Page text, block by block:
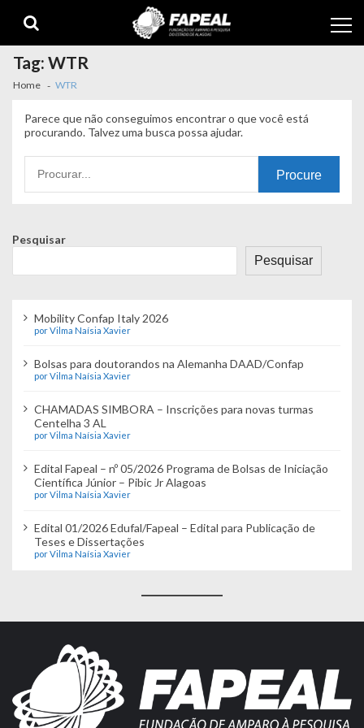
navigation
content
Tag:WTR
Home WTR
Parece que não conseguimos encontrar o que você está
procurando. Talvez uma busca possa ajudar.
por:
Pesquisar
Pesquisar
Mobility Confap Italy 2026
por Vilma Naísia Xavier
Bolsas para doutorandos na Alemanha DAAD/Confap
por Vilma Naísia Xavier
CHAMADAS SIMBORA – Inscrições para novas turmas
Centelha 3 AL
por Vilma Naísia Xavier
Edital Fapeal – nº 05/2026 Programa de Bolsas de Iniciação
Científica Júnior – Pibic Jr Alagoas
por Vilma Naísia Xavier
Edital 01/2026 Edufal/Fapeal – Edital para Publicação de
Teses e Dissertações
por Vilma Naísia Xavier